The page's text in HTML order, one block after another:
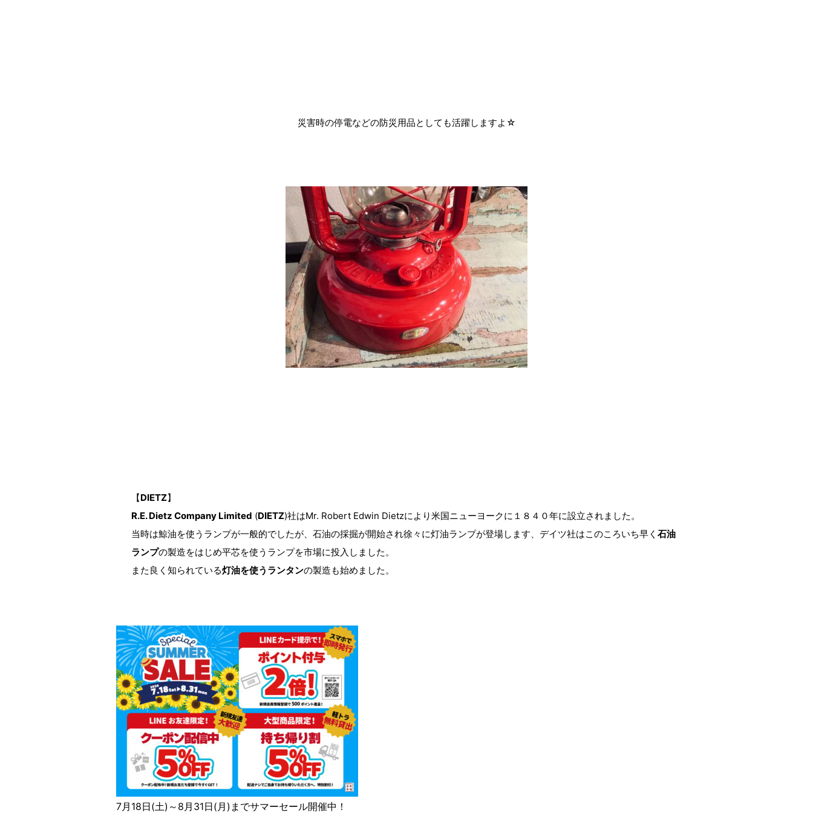
災害時の停電などの防災用品としても活躍しますよ☆
【DIETZ】
R.E. Dietz Company Limited (DIETZ)社はMr. Robert Edwin Dietzにより米国ニューヨークに１８４０年に設立されました。
当時は鯨油を使うランプが一般的でしたが、石油の採掘が開始され徐々に灯油ランプが登場します、デイツ社はこのころいち早く 石油
ランプの製造をはじめ平芯を使うランプを市場に投入しました。
また良く知られている灯油を使うランタンの製造も始めました。
7月18日(土)～8月31日(月)までサマーセール開催中！